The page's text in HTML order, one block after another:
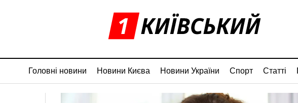
Головні новини Новини Києва Новини України Спорт Статті